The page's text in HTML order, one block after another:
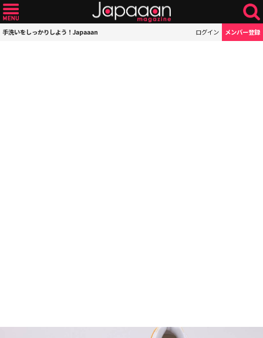
手洗いをしっかりしよう！Japaaan ログイン メンバー登録